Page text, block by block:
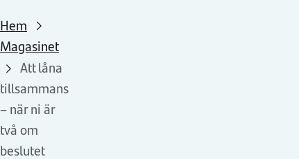
Hem
Magasinet
Att låna
tillsammans
– när ni är
två om
beslutet